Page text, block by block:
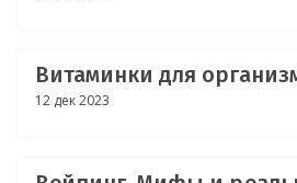
Витаминки для
12 дек 2023